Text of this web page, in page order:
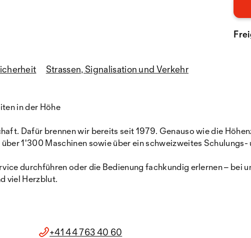
Strassen, Signalisation und Verkehr
in der Höhe
Dafür brennen wir bereits seit 1979. Genauso wie die
1'300 Maschinen sowie über ein schweizweites Schulungs-
durchführen oder die Bedienung fachkundig erlernen – bei
viel Herzblut.
+41 44 763 40 60